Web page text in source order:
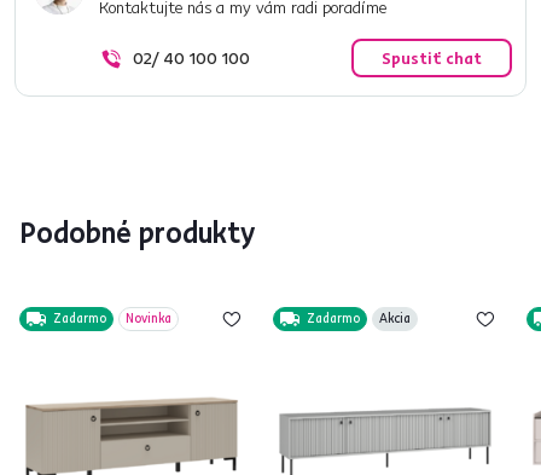
Kontaktujte nás a my vám radi poradíme
02/ 40 100 100 Spustiť chat
Podobné produkty
Zadarmo Novinka Zadarmo Akcia